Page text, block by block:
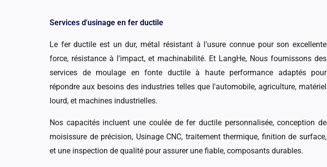
Services d'usinage en fer ductile
Le fer ductile est un dur, métal résistant à l'usure connue pour son excellente
force, résistance à l'impact, et machinabilité. Et LangHe, Nous fournissons des
services de moulage en fonte ductile à haute performance adaptés pour
répondre aux besoins des industries telles que l'automobile, agriculture, matériel
lourd, et machines industrielles.
Nos capacités incluent une coulée de fer ductile personnalisée, conception de
moisissure de précision, Usinage CNC, traitement thermique, finition de surface,
et une inspection de qualité pour assurer une fiable, composants durables.